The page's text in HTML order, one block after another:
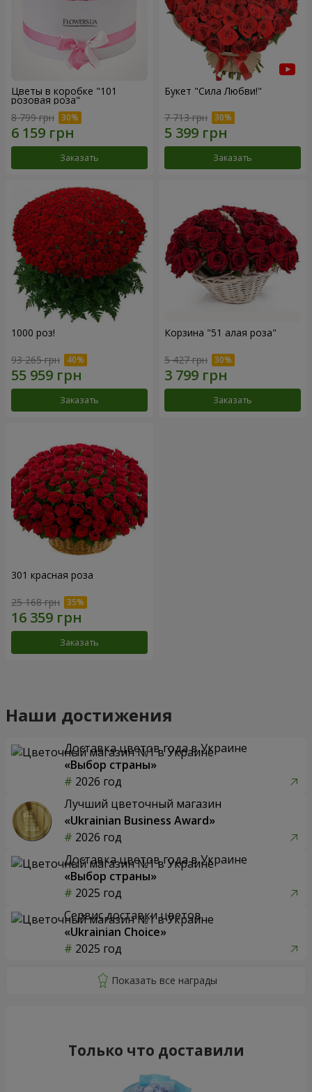
Цветы в коробке "101
розовая роза"
8 799 грн
Заказать
Букет "Сила Любви!"
7 713 грн
Заказать
1000 роз!
93 265 грн
Заказать
Корзина "51 алая роза"
5 427 грн
Заказать
301 красная роза
25 168 грн
Заказать
Наши достижения
Доставка цветов года в Украине
«Выбор страны»
2026 год
Лучший цветочный магазин
«Ukrainian Business Award»
2026 год
Доставка цветов года в Украине
«Выбор страны»
2025 год
Сервис доставки цветов
«Ukrainian Choice»
2025 год
Только что доставили